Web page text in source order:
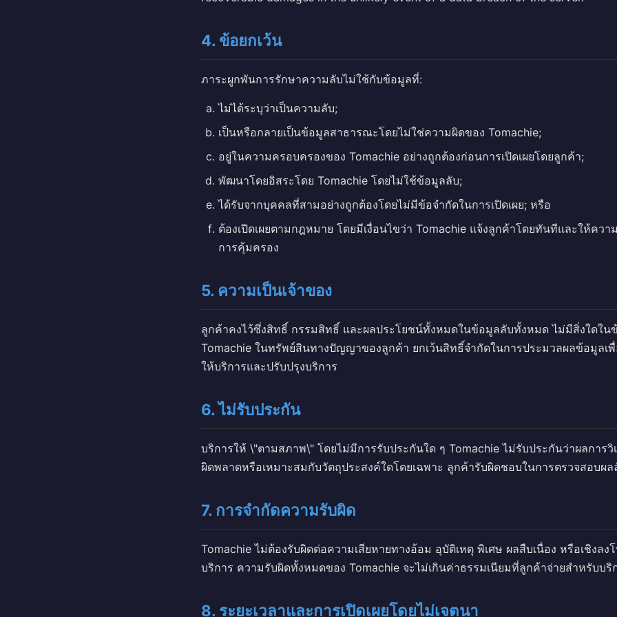
4. ข้อยกเว้น
ภาระผูกพันการรักษาความลับไม่ใช้กับข้อมูลที่:
ไม่ได้ระบุว่าเป็นความลับ;
เป็นหรือกลายเป็นข้อมูลสาธารณะโดยไม่ใช่ความผิดของ Tomachie;
อยู่ในความครอบครองของ Tomachie อย่างถูกต้องก่อนการเปิดเผยโดยลูกค้า;
พัฒนาโดยอิสระโดย Tomachie โดยไม่ใช้ข้อมูลลับ;
ได้รับจากบุคคลที่สามอย่างถูกต้องโดยไม่มีข้อจำกัดในการเปิดเผย; หรือ
ต้องเปิดเผยตามกฎหมาย โดยมีเงื่อนไขว่า Tomachie แจ้งลูกค้าโดยทันทีและให้คว
การคุ้มครอง
5. ความเป็นเจ้าของ
ลูกค้าคงไว้ซึ่งสิทธิ์ กรรมสิทธิ์ และผลประโยชน์ทั้งหมดในข้อมูลลับทั้งหมด ไม่มีสิ่งใดใน
Tomachie ในทรัพย์สินทางปัญญาของลูกค้า ยกเว้นสิทธิ์จำกัดในการประมวลผลข้อมูลเ
ให้บริการและปรับปรุงบริการ
6. ไม่รับประกัน
บริการให้ \"ตามสภาพ\" โดยไม่มีการรับประกันใด ๆ Tomachie ไม่รับประกันว่าผลการวิ
ผิดพลาดหรือเหมาะสมกับวัตถุประสงค์ใดโดยเฉพาะ ลูกค้ารับผิดชอบในการตรวจสอบผ
7. การจำกัดความรับผิด
Tomachie ไม่ต้องรับผิดต่อความเสียหายทางอ้อม อุบัติเหตุ พิเศษ ผลสืบเนื่อง หรือเชิงลง
บริการ ความรับผิดทั้งหมดของ Tomachie จะไม่เกินค่าธรรมเนียมที่ลูกค้าจ่ายสำหรับบริ
8. ระยะเวลาและการเปิดเผยโดยไม่เจตนา